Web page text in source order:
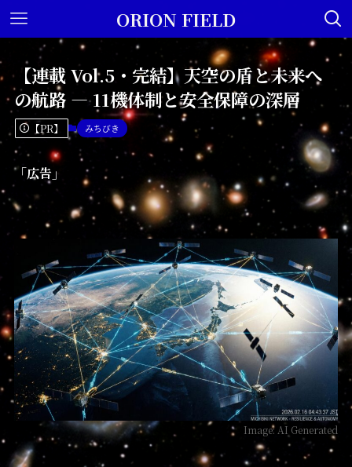
ORION FIELD
【連載 Vol.5・完結】天空の盾と未来へ
の航路 — 11機体制と安全保障の深層
【PR】 みちびき
「広告」
Image: AI Generated